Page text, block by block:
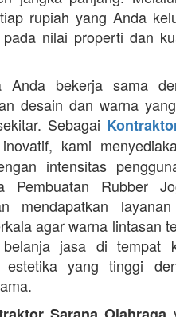
rupiah yang Anda
nilai properti dan
Anda bekerja sama
desain dan warna
Sebagai
kami
intensitas
Pembuatan Rubber
mendapatkan
agar warna lintasan
belanja jasa di tempat
yang tinggi